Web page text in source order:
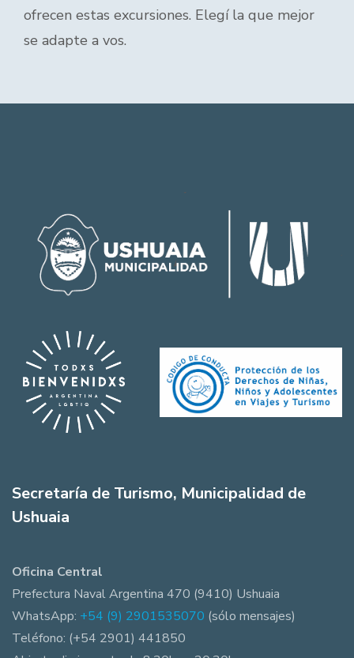
ofrecen estas excursiones. Elegí la que mejor
se adapte a vos.
Secretaría de Turismo, Municipalidad de
Ushuaia
Oficina Central
Prefectura Naval Argentina 470 (9410) Ushuaia
WhatsApp: +54 (9) 2901535070 (sólo mensajes)
Teléfono: (+54 2901) 441850